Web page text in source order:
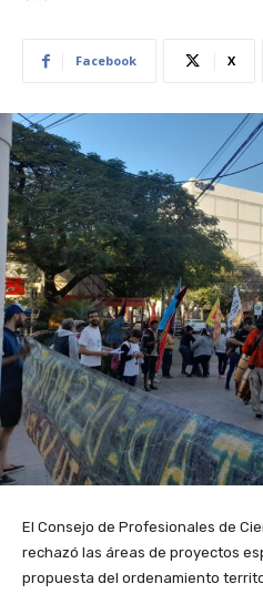
Facebook X
El Consejo de Profesionales de
rechazó las áreas de proyectos
propuesta del ordenamiento